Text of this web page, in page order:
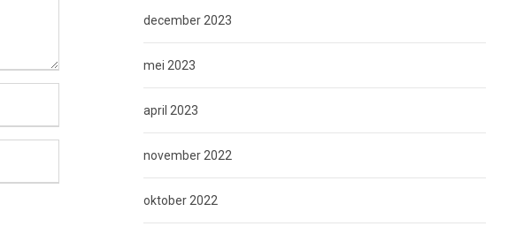
december 2023
mei 2023
april 2023
november 2022
oktober 2022